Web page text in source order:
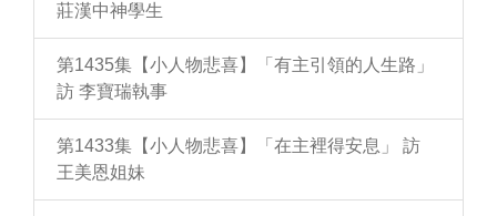
莊漢中神學生
第1435集【小人物悲喜】「有主引領的人生路」
訪 李寶瑞執事
第1433集【小人物悲喜】「在主裡得安息」 訪
王美恩姐妹